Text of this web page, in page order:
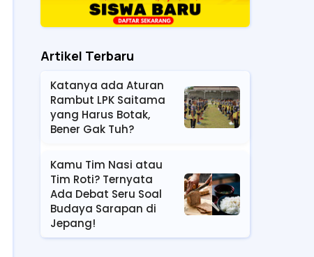
Artikel Terbaru
Katanya ada Aturan
Rambut LPK Saitama
yang Harus Botak,
Bener Gak Tuh?
Kamu Tim Nasi atau
Tim Roti? Ternyata
Ada Debat Seru Soal
Budaya Sarapan di
Jepang!